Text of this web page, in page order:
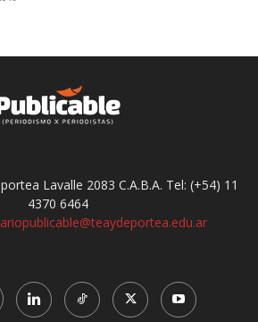
Lavalle 2083 C.A.B.A. Tel: (+54) 11
4370 6464